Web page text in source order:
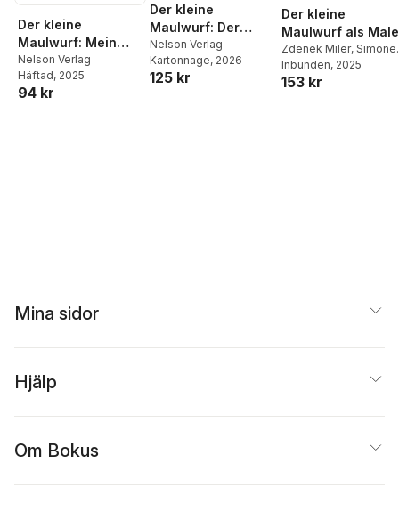
Der kleine
Maulwurf: Mein
fröhliches
Rätselbuch
Nelson Verlag
Häftad, 2025
94 kr
Der kleine
Maulwurf: Der
kleine Maulwurf
macht ein Picknick
Nelson Verlag
Kartonnage, 2026
125 kr
Der kleine
Maulwurf als
Zdenek Miler, Simone
Nettingsmeier
Inbunden, 2025
153 kr
Mina sidor
Hjälp
Om Bokus